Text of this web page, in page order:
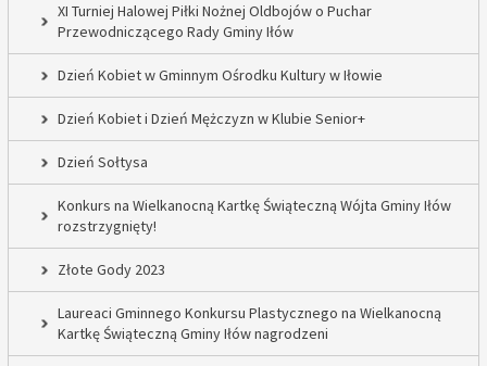
XI Turniej Halowej Piłki Nożnej Oldbojów o Puchar
Przewodniczącego Rady Gminy Iłów
Dzień Kobiet w Gminnym Ośrodku Kultury w Iłowie
Dzień Kobiet i Dzień Mężczyzn w Klubie Senior+
Dzień Sołtysa
Konkurs na Wielkanocną Kartkę Świąteczną Wójta Gminy Iłów
rozstrzygnięty!
Złote Gody 2023
Laureaci Gminnego Konkursu Plastycznego na Wielkanocną
Kartkę Świąteczną Gminy Iłów nagrodzeni